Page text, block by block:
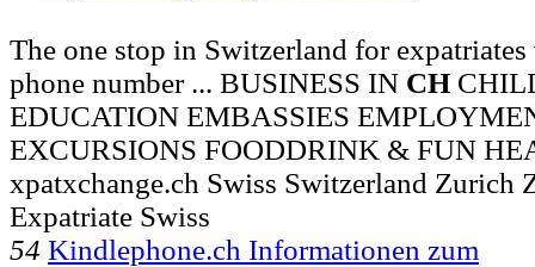
The one stop in Switzerland for expatriates
phone number ... BUSINESS IN CH
EDUCATION EMBASSIES
EXCURSIONS FOODDRINK & FUN
xpatxchange.ch Swiss Switzerland Zurich
Expatriate Swiss
54 Kindlephone.ch Informationen zum